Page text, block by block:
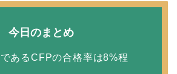
今日のまとめ
あるCFPの合格率は8%程